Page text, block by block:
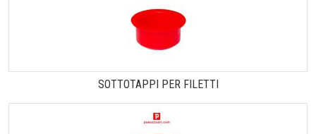
SOTTOTAPPI PER FILETTI